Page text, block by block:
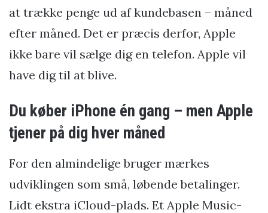
at trække penge ud af kundebasen – måned
efter måned. Det er præcis derfor, Apple
ikke bare vil sælge dig en telefon. Apple vil
have dig til at blive.
Du køber iPhone én gang – men Apple
tjener på dig hver måned
For den almindelige bruger mærkes
udviklingen som små, løbende betalinger.
Lidt ekstra iCloud-plads. Et Apple Music-